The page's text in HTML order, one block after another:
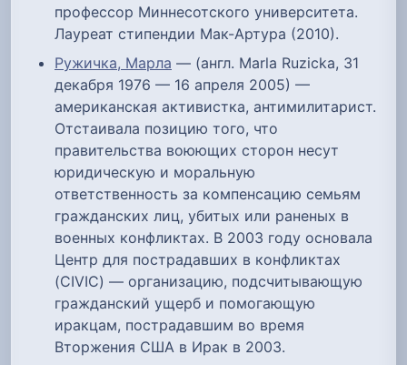
профессор Миннесотского университета.
Лауреат стипендии Мак-Артура (2010).
Ружичка, Марла — (англ. Marla Ruzicka, 31
декабря 1976 — 16 апреля 2005) —
американская активистка, антимилитарист.
Отстаивала позицию того, что
правительства воюющих сторон несут
юридическую и моральную
ответственность за компенсацию семьям
гражданских лиц, убитых или раненых в
военных конфликтах. В 2003 году основала
Центр для пострадавших в конфликтах
(CIVIC) — организацию, подсчитывающую
гражданский ущерб и помогающую
иракцам, пострадавшим во время
Вторжения США в Ирак в 2003.